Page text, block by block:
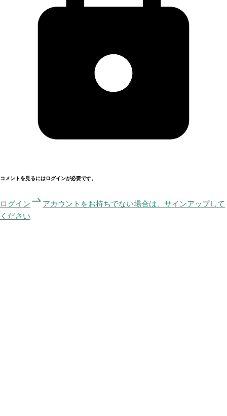
コメントを見るにはログインが必要です。
ログイン
アカウントをお持ちでない場合は、サインアップして
ください